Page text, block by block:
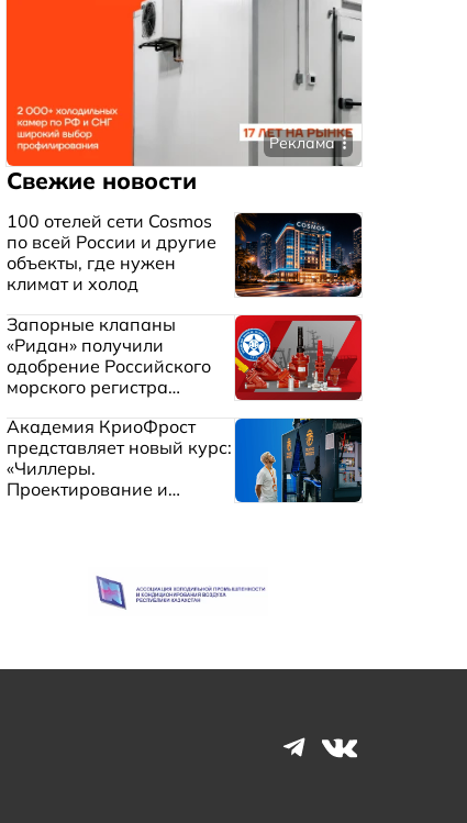
Реклама
Свежие новости
100 отелей сети Cosmos
по всей России и другие
объекты, где нужен
климат и холод
Запорные клапаны
«Ридан» получили
одобрение Российского
морского регистра
Академия КриоФрост
представляет новый курс:
«Чиллеры.
Проектирование и